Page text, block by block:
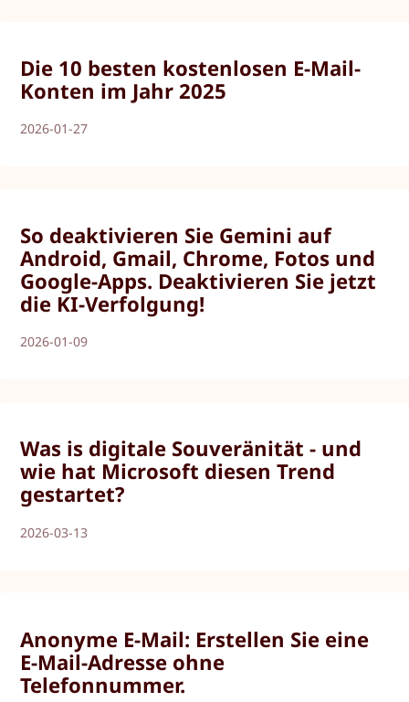
Die 10 besten kostenlosen E-Mail-
Konten im Jahr 2025
2026-01-27
So deaktivieren Sie Gemini auf
Android, Gmail, Chrome, Fotos und
Google-Apps. Deaktivieren Sie jetzt
die KI-Verfolgung!
2026-01-09
Was is digitale Souveränität - und
wie hat Microsoft diesen Trend
gestartet?
2026-03-13
Anonyme E-Mail: Erstellen Sie eine
E-Mail-Adresse ohne
Telefonnummer.